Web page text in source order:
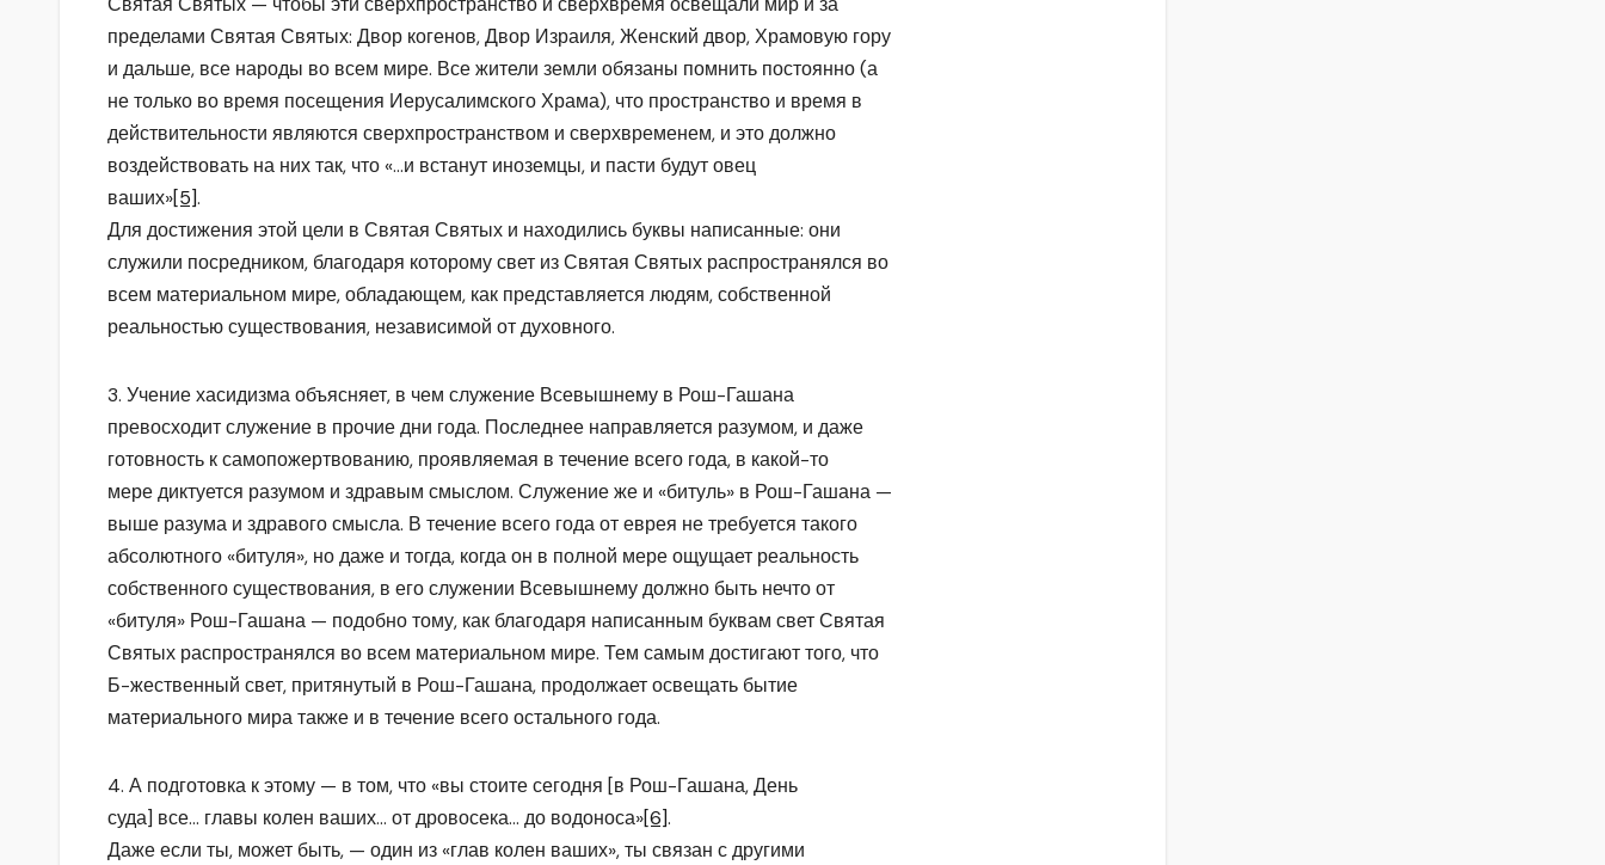
пределами Святая Святых: Двор когенов, Двор Израиля, Женский двор, Храмовую гору
и дальше, все народы во всем мире. Все жители земли обязаны помнить постоянно (а
не только во время посещения Иерусалимского Храма), что пространство и время в
действительности являются сверхпространством и сверхвременем, и это должно
воздействовать на них так, что «…и встанут иноземцы, и пасти будут овец
ваших»[5].
Для достижения этой цели в Святая Святых и находились буквы написанные: они
служили посредником, благодаря которому свет из Святая Святых распространялся во
всем материальном мире, обладающем, как представляется людям, собственной
реальностью существования, независимой от духовного.
3. Учение хасидизма объясняет, в чем служение Всевышнему в Рош-Гашана
превосходит служение в прочие дни года. Последнее направляется разумом, и даже
готовность к самопожертвованию, проявляемая в течение всего года, в какой-то
мере диктуется разумом и здравым смыслом. Служение же и «битуль» в Рош-Гашана —
выше разума и здравого смысла. В течение всего года от еврея не требуется такого
абсолютного «битуля», но даже и тогда, когда он в полной мере ощущает реальность
собственного существования, в его служении Всевышнему должно быть нечто от
«битуля» Рош-Гашана — подобно тому, как благодаря написанным буквам свет Святая
Святых распространялся во всем материальном мире. Тем самым достигают того, что
Б-жественный свет, притянутый в Рош-Гашана, продолжает освещать бытие
материального мира также и в течение всего остального года.
4. А подготовка к этому — в том, что «вы стоите сегодня [в Рош-Гашана, День
суда] все… главы колен ваших… от дровосека… до водоноса»[6].
Даже если ты, может быть, — один из «глав колен ваших», ты связан с другими